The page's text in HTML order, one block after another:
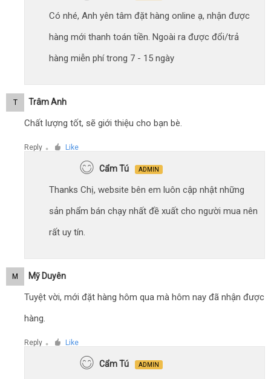
Có nhé, Anh yên tâm đặt hàng online ạ, nhận được
hàng mới thanh toán tiền. Ngoài ra được đổi/trả
hàng miễn phí trong 7 - 15 ngày
T Trâm Anh
Chất lượng tốt, sẽ giới thiệu cho bạn bè.
Reply ● Like
Cẩm Tú ADMIN
Thanks Chị, website bên em luôn cập nhật những
sản phẩm bán chạy nhất đề xuất cho người mua nên
rất uy tín.
M Mỹ Duyên
Tuyệt vời, mới đặt hàng hôm qua mà hôm nay đã nhận được
hàng.
Reply ● Like
Cẩm Tú ADMIN